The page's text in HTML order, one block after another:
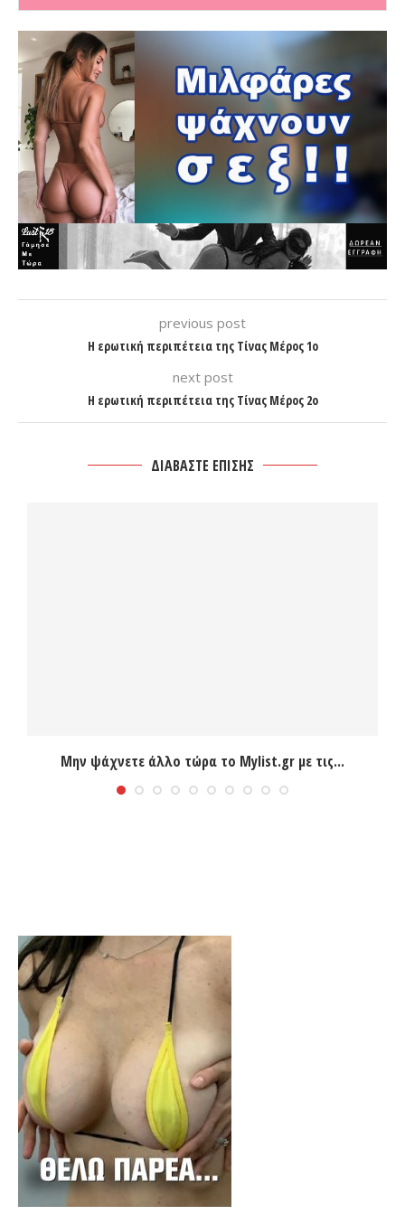
previous post
Η ερωτική περιπέτεια της Τίνας Μέρος 1ο
next post
Η ερωτική περιπέτεια της Τίνας Μέρος 2ο
ΔΙΑΒΑΣΤΕ ΕΠΙΣΗΣ
Μην ψάχνετε άλλο τώρα το Mylist.gr με τις...